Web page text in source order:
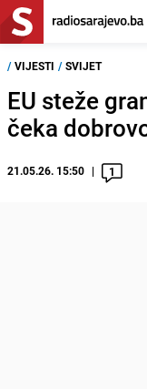
/ VIJESTI / SVIJET
EU steže
čeka
21.05.26. 15:50 1